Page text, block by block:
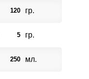
120 гр.
5 гр.
250 мл.